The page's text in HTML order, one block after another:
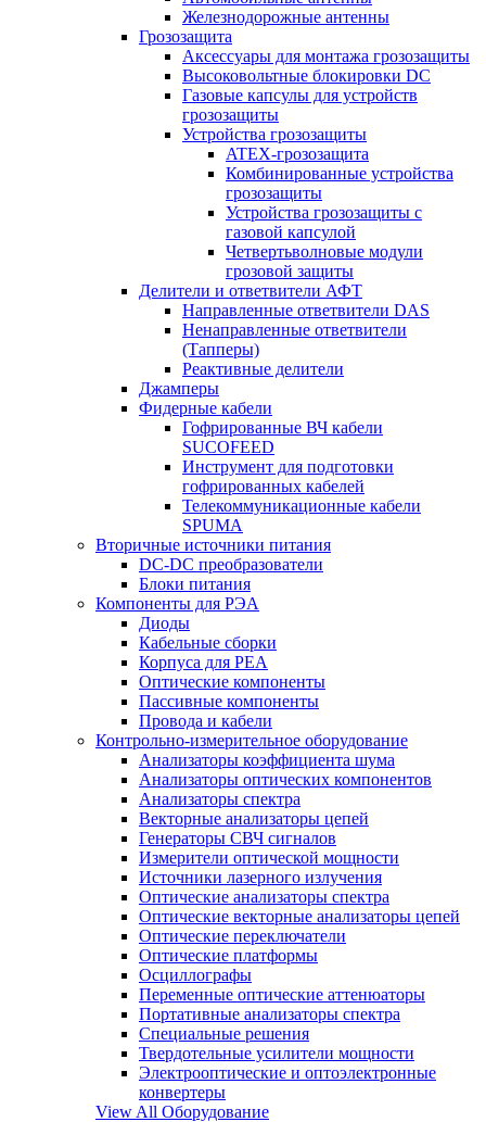
Железнодорожные антенны
Грозозащита
Аксессуары для монтажа грозозащиты
Высоковольтные блокировки DC
Газовые капсулы для устройств
грозозащиты
Устройства грозозащиты
ATEX-грозозащита
Комбинированные устройства
грозозащиты
Устройства грозозащиты с
газовой капсулой
Четвертьволновые модули
грозовой защиты
Делители и ответвители АФТ
Направленные ответвители DAS
Ненаправленные ответвители
(Тапперы)
Реактивные делители
Джамперы
Фидерные кабели
Гофрированные ВЧ кабели
SUCOFEED
Инструмент для подготовки
гофрированных кабелей
Телекоммуникационные кабели
SPUMA
Вторичные источники питания
DC-DC преобразователи
Блоки питания
Компоненты для РЭА
Диоды
Кабельные сборки
Корпуса для РЕА
Оптические компоненты
Пассивные компоненты
Провода и кабели
Контрольно-измерительное оборудование
Анализаторы коэффициента шума
Анализаторы оптических компонентов
Анализаторы спектра
Векторные анализаторы цепей
Генераторы СВЧ сигналов
Измерители оптической мощности
Источники лазерного излучения
Оптические анализаторы спектра
Оптические векторные анализаторы цепей
Оптические переключатели
Оптические платформы
Осциллографы
Переменные оптические аттенюаторы
Портативные анализаторы спектра
Специальные решения
Твердотельные усилители мощности
Электрооптические и оптоэлектронные
конвертеры
View All Оборудование